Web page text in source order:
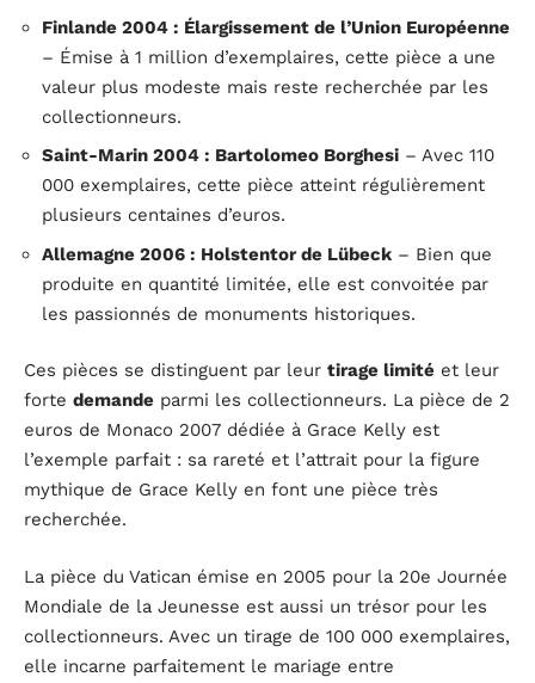
Finlande 2004 : Élargissement de l’Union Européenne
– Émise à 1 million d’exemplaires, cette pièce a une
valeur plus modeste mais reste recherchée par les
collectionneurs.
Saint-Marin 2004 : Bartolomeo Borghesi – Avec 110
000 exemplaires, cette pièce atteint régulièrement
plusieurs centaines d’euros.
Allemagne 2006 : Holstentor de Lübeck – Bien que
produite en quantité limitée, elle est convoitée par
les passionnés de monuments historiques.
Ces pièces se distinguent par leur tirage limité et leur
forte demande parmi les collectionneurs. La pièce de 2
euros de Monaco 2007 dédiée à Grace Kelly est
l’exemple parfait : sa rareté et l’attrait pour la figure
mythique de Grace Kelly en font une pièce très
recherchée.
La pièce du Vatican émise en 2005 pour la 20e Journée
Mondiale de la Jeunesse est aussi un trésor pour les
collectionneurs. Avec un tirage de 100 000 exemplaires,
elle incarne parfaitement le mariage entre